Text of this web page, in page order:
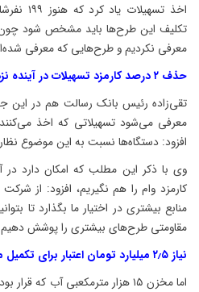
اخذ
تکلیف این طرح‌ها باید مشخص شود
معرفی نکردیم و طرح‌هایی که معرفی
حذف ۲ درصد کارمزد تسهیلات در آینده نزدیک
تقی‌زاده رئیس بانک رسالت هم در این
معرفی می‌شود تسهیلاتی که اخذ
افزود: دستگاه‌ها نسبت به این موضوع
کارمزد وام را هم نگیریم، افزود: از
منابع بیشتری در اختیار ما بگذارد تا
مقاومتی طرح‌های بیشتری را پوشش
نیاز ۲٫۵ میلیارد تومان اعتبار برای تکمیل مخزن ۱۵ هزار متر مکعبی آب
اما مخزن ۱۵ هزار مترمکعبی آب که